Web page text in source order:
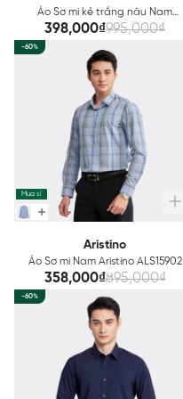
Áo Sơ mi kẻ trắng nâu Nam
Aristino ALS08403
398,000₫995,000₫
-60%
Mua sỉ
Aristino
Áo Sơ mi Nam Aristino ALS15902
358,000₫895,000₫
-60%